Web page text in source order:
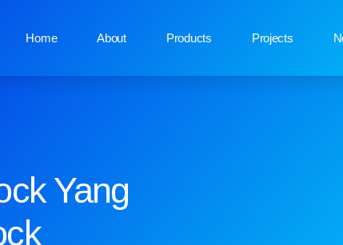
Home About Products Projects
Yang